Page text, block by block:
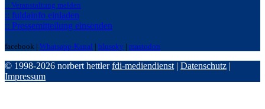
:: Veranstaltung melden
:: fuldainfo einladen
:: Pressemitteilung einsenden
facebook | Whatsapp-Kanal | bluseky | mastodon
© 1998-2026 norbert hettlerfdi-mediendienst | Datenschutz |
Impressum